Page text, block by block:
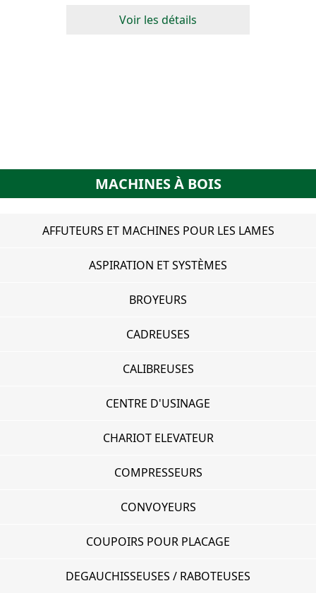
Voir les détails
MACHINES À BOIS
AFFUTEURS ET MACHINES POUR LES LAMES
ASPIRATION ET SYSTÈMES
BROYEURS
CADREUSES
CALIBREUSES
CENTRE D'USINAGE
CHARIOT ELEVATEUR
COMPRESSEURS
CONVOYEURS
COUPOIRS POUR PLACAGE
DEGAUCHISSEUSES / RABOTEUSES